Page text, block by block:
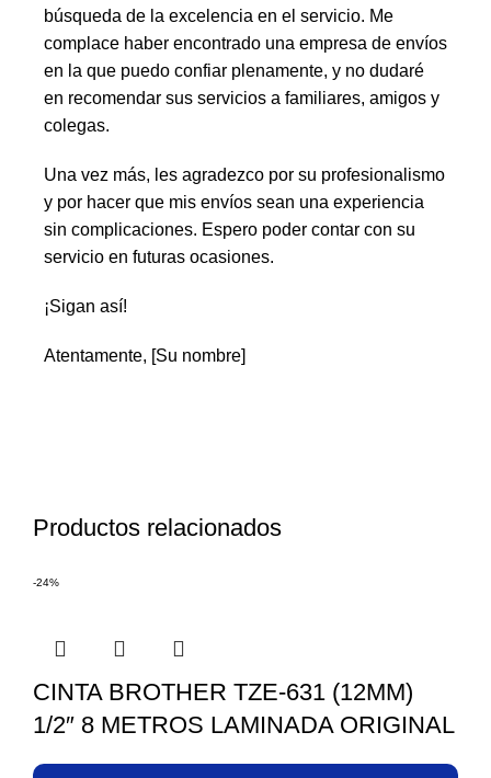
búsqueda de la excelencia en el servicio. Me
complace haber encontrado una empresa de envíos
en la que puedo confiar plenamente, y no dudaré
en recomendar sus servicios a familiares, amigos y
colegas.
Una vez más, les agradezco por su profesionalismo
y por hacer que mis envíos sean una experiencia
sin complicaciones. Espero poder contar con su
servicio en futuras ocasiones.
¡Sigan así!
Atentamente, [Su nombre]
Productos relacionados
-24%
CINTA BROTHER TZE-631 (12MM)
1/2″ 8 METROS LAMINADA ORIGINAL